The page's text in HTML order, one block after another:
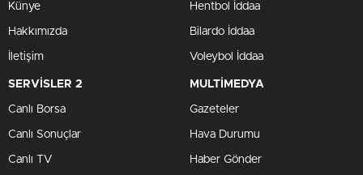
Künye
Hakkımızda
İletişim
Hentbol İddaa
Bilardo İddaa
Voleybol İddaa
SERVİSLER 2
Canlı Borsa
Canlı Sonuçlar
Canlı TV
MULTİMEDYA
Gazeteler
Hava Durumu
Haber Gönder